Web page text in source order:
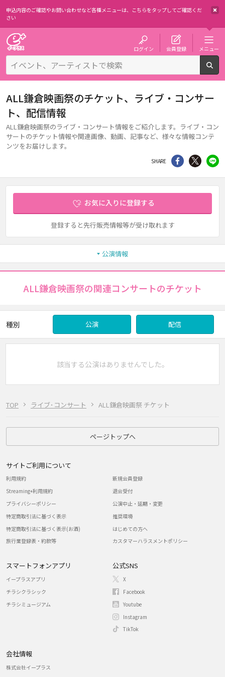
申込内容のご確認やお問い合わせなど各種メニューは、 こちらをタップしてご確認くだ
さい
ログイン 会員登録 メニュー
TOP ライブ･コンサート ALL鎌倉映画祭 チケット
ALL鎌倉映画祭のチケット、ライブ・コンサー
ト、配信情報
ALL鎌倉映画祭のライブ・コンサート情報をご紹介します。ライブ・コン
サートのチケット情報や関連画像、動画、記事など、様々な情報コンテ
ンツをお届けします。
SHARE シェア Twitter
お気に入りに登録する
登録すると先行販売情報等が受け取れます
公演情報
ALL鎌倉映画祭の関連コンサートのチケット
種別 公演 配信
該当する公演はありませんでした。
ページトップへ
サイトご利用について
利用規約
Streaming+利用規約
プライバシーポリシー
特定商取引法に基づく表示
特定商取引法に基づく表示(お酒)
旅行業登録表・約款等
新規会員登録
退会受付
公演中止・延期・変更
推奨環境
はじめての方へ
カスタマーハラスメントポリシー
スマートフォンアプリ
イープラスアプリ
チラシクラシック
チラシミュージアム
公式SNS
X
Facebook
Youtube
Instagram
TikTok
会社情報
株式会社イープラス